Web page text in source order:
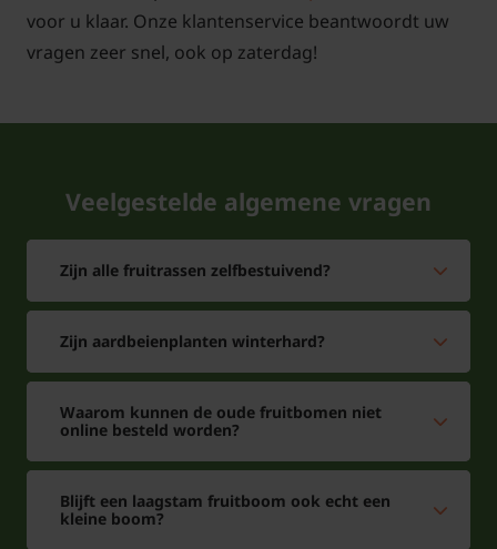
Tuinplantenwinkel.nl is gecertificeerd onder
voor u klaar. Onze klantenservice beantwoordt uw
vragen zeer snel, ook op zaterdag!
Veelgestelde algemene vragen
Zijn alle fruitrassen zelfbestuivend?
Zijn aardbeienplanten winterhard?
Waarom kunnen de oude fruitbomen niet
online besteld worden?
Blijft een laagstam fruitboom ook echt een
kleine boom?